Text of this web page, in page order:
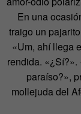
En una
traigo un
«Um, ahí llega
rendida.
paraíso?»,
mollejuda del